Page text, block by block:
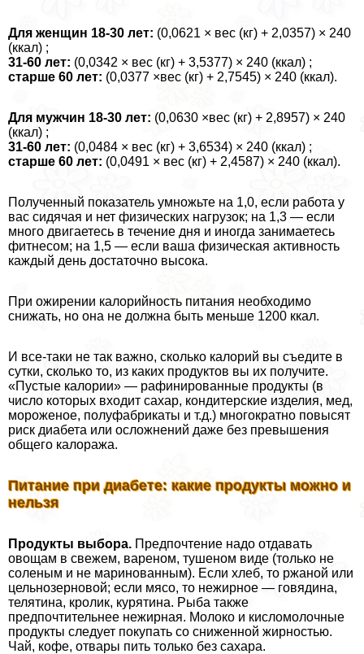
Для женщин 18-30 лет: (0,0621 × вес (кг) + 2,0357) × 240
(ккал) ;
31-60 лет: (0,0342 × вес (кг) + 3,5377) × 240 (ккал) ;
старше 60 лет: (0,0377 ×вес (кг) + 2,7545) × 240 (ккал).
Для мужчин 18-30 лет: (0,0630 ×вес (кг) + 2,8957) × 240
(ккал) ;
31-60 лет: (0,0484 × вес (кг) + 3,6534) × 240 (ккал) ;
старше 60 лет: (0,0491 × вес (кг) + 2,4587) × 240 (ккал).
Полученный показатель умножьте на 1,0, если работа у
вас сидячая и нет физических нагрузок; на 1,3 — если
много двигаетесь в течение дня и иногда занимаетесь
фитнесом; на 1,5 — если ваша физическая активность
каждый день достаточно высока.
При ожирении калорийность питания необходимо
снижать, но она не должна быть меньше 1200 ккал.
И все-таки не так важно, сколько калорий вы съедите в
сутки, сколько то, из каких продуктов вы их получите.
«Пустые калории» — рафинированные продукты (в
число которых входит сахар, кондитерские изделия, мед,
мороженое, полуфабрикаты и т.д.) многократно повысят
риск диабета или осложнений даже без превышения
общего калоража.
Питание при диабете: какие продукты можно и
нельзя
Продукты выбора. Предпочтение надо отдавать
овощам в свежем, вареном, тушеном виде (только не
соленым и не маринованным). Если хлеб, то ржаной или
цельнозерновой; если мясо, то нежирное — говядина,
телятина, кролик, курятина. Рыба также
предпочтительнее нежирная. Молоко и кисломолочные
продукты следует покупать со сниженной жирностью.
Чай, кофе, отвары пить только без сахара.